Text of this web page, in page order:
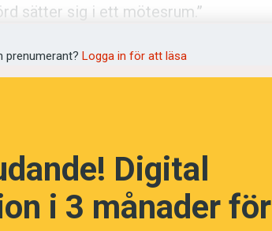
sätter sig i ett mötesrum.”
prenumerant? Logga in för att läsa
Digital
i 3 månader för